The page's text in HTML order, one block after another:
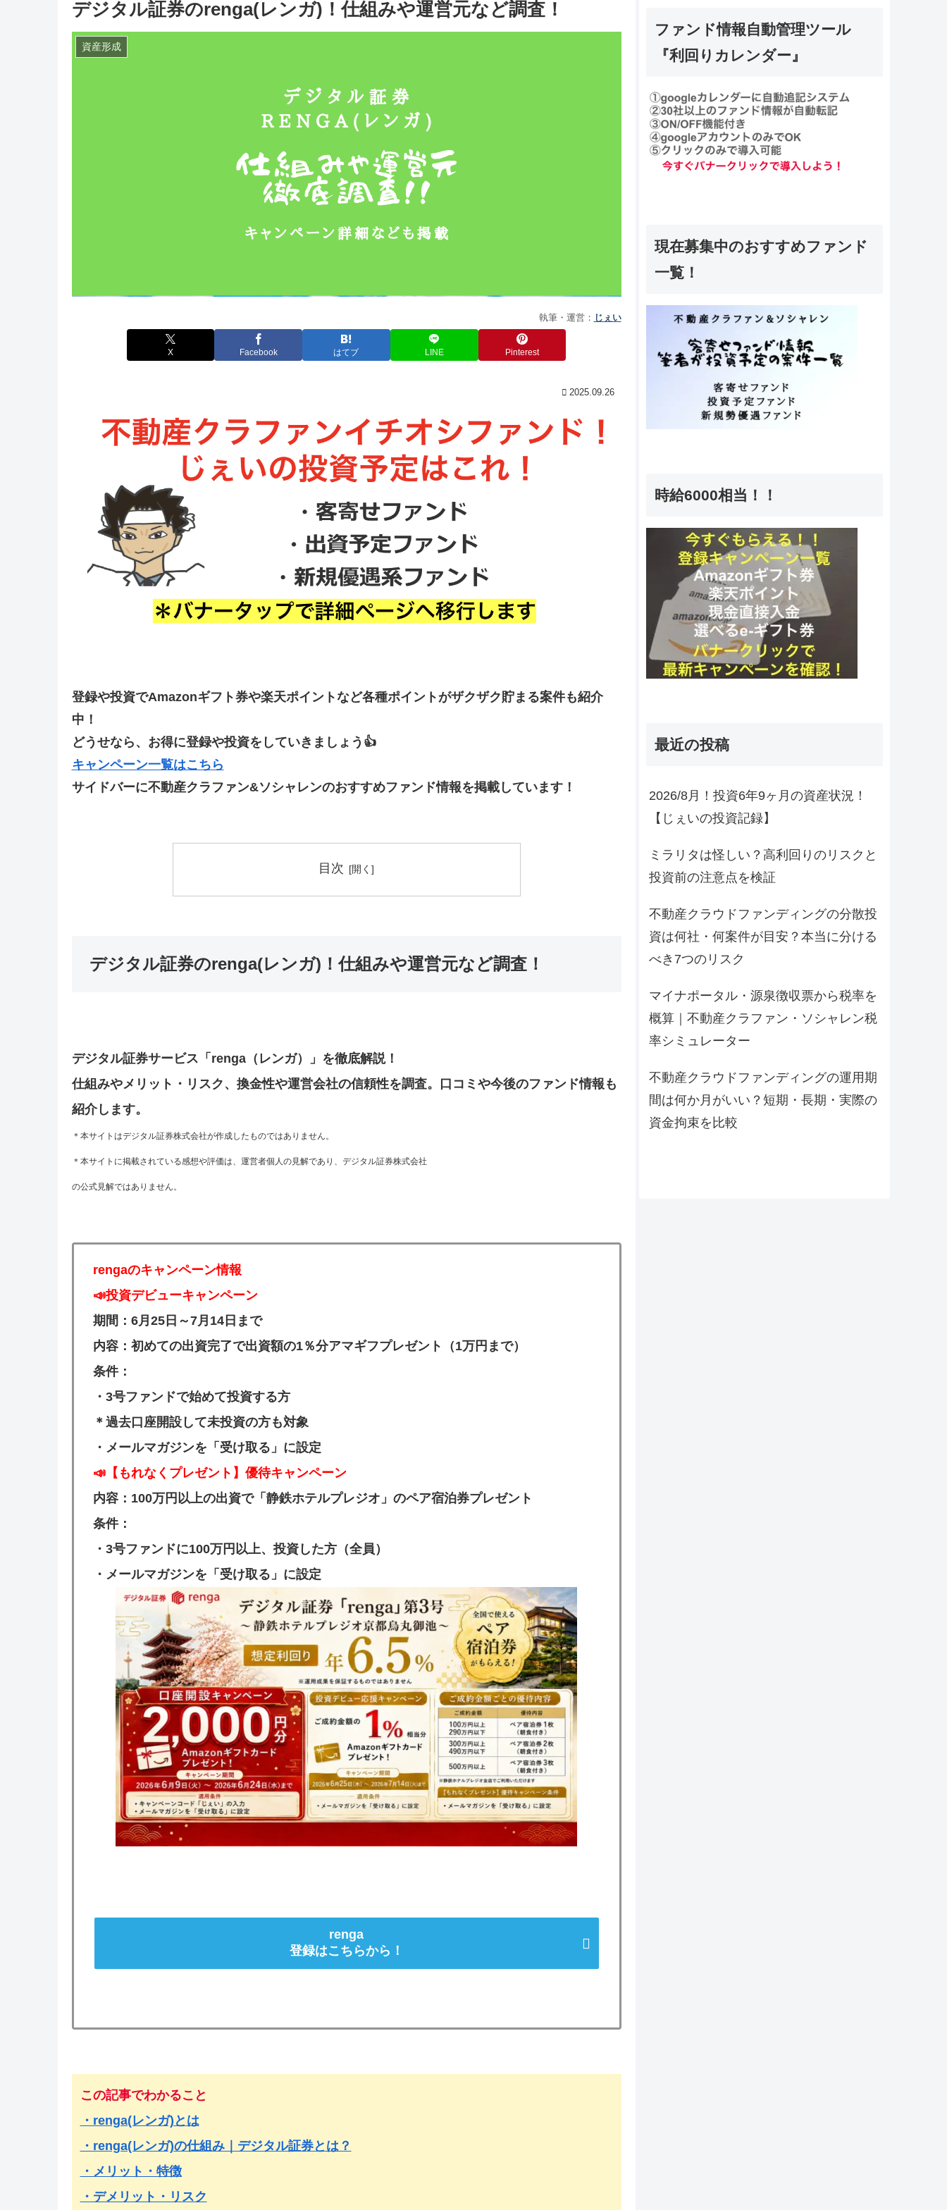
デジタル証券のrenga(レンガ)！仕組みや運営元など調査！
資産形成
執筆・運営： じぇい
X Facebook はてブ LINE Pinterest
2025.09.26
登録や投資でAmazonギフト券や楽天ポイントなど各種ポイントがザクザク貯まる案件も紹介
中！
どうせなら、お得に登録や投資をしていきましょう👍
キャンペーン一覧はこちら
サイドバーに不動産クラファン&ソシャレンのおすすめファンド情報を掲載しています！
目次
デジタル証券のrenga(レンガ)！仕組みや運営元など調査！
デジタル証券サービス「renga（レンガ）」を徹底解説！
仕組みやメリット・リスク、換金性や運営会社の信頼性を調査。口コミや今後のファンド情報も
紹介します。
＊本サイトはデジタル証券株式会社が作成したものではありません。
＊本サイトに掲載されている感想や評価は、運営者個人の見解であり、デジタル証券株式会社
の公式見解ではありません。
rengaのキャンペーン情報
📣投資デビューキャンペーン
期間：6月25日～7月14日まで
内容：初めての出資完了で出資額の1％分アマギフプレゼント（1万円まで）
条件：
・3号ファンドで始めて投資する方
＊過去口座開設して未投資の方も対象
・メールマガジンを「受け取る」に設定
📣【もれなくプレゼント】優待キャンペーン
内容：100万円以上の出資で「静鉄ホテルプレジオ」のペア宿泊券プレゼント
条件：
・3号ファンドに100万円以上、投資した方（全員）
・メールマガジンを「受け取る」に設定
renga
登録はこちらから！
この記事でわかること
・renga(レンガ)とは
・renga(レンガ)の仕組み｜デジタル証券とは？
・メリット・特徴
・デメリット・リスク
ファンド情報自動管理ツール
『利回りカレンダー』
現在募集中のおすすめファンド
一覧！
時給6000相当！！
最近の投稿
2026/8月！投資6年9ヶ月の資産状況！
【じぇいの投資記録】
ミラリタは怪しい？高利回りのリスクと
投資前の注意点を検証
不動産クラウドファンディングの分散投
資は何社・何案件が目安？本当に分ける
べき7つのリスク
マイナポータル・源泉徴収票から税率を
概算｜不動産クラファン・ソシャレン税
率シミュレーター
不動産クラウドファンディングの運用期
間は何か月がいい？短期・長期・実際の
資金拘束を比較